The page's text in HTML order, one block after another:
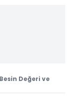
Değeri ve